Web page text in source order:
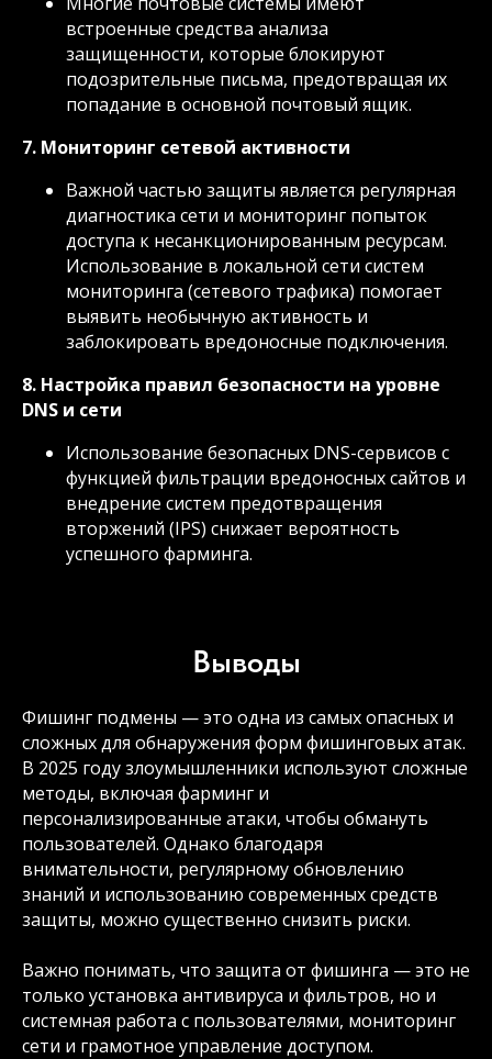
встроенные средства анализа
защищенности, которые блокируют
подозрительные письма, предотвращая их
попадание в основной почтовый ящик.
7. Мониторинг сетевой активности
Важной частью защиты является регулярная
диагностика сети и мониторинг попыток
доступа к несанкционированным ресурсам.
Использование в локальной сети систем
мониторинга (сетевого трафика) помогает
выявить необычную активность и
заблокировать вредоносные подключения.
8. Настройка правил безопасности на уровне
DNS и сети
Использование безопасных DNS-сервисов с
функцией фильтрации вредоносных сайтов и
внедрение систем предотвращения
вторжений (IPS) снижает вероятность
успешного фарминга.
Выводы
Фишинг подмены — это одна из самых опасных и
сложных для обнаружения форм фишинговых атак.
В 2025 году злоумышленники используют сложные
методы, включая фарминг и
персонализированные атаки, чтобы обмануть
пользователей. Однако благодаря
внимательности, регулярному обновлению
знаний и использованию современных средств
защиты, можно существенно снизить риски.
Важно понимать, что защита от фишинга — это не
только установка антивируса и фильтров, но и
системная работа с пользователями, мониторинг
сети и грамотное управление доступом.